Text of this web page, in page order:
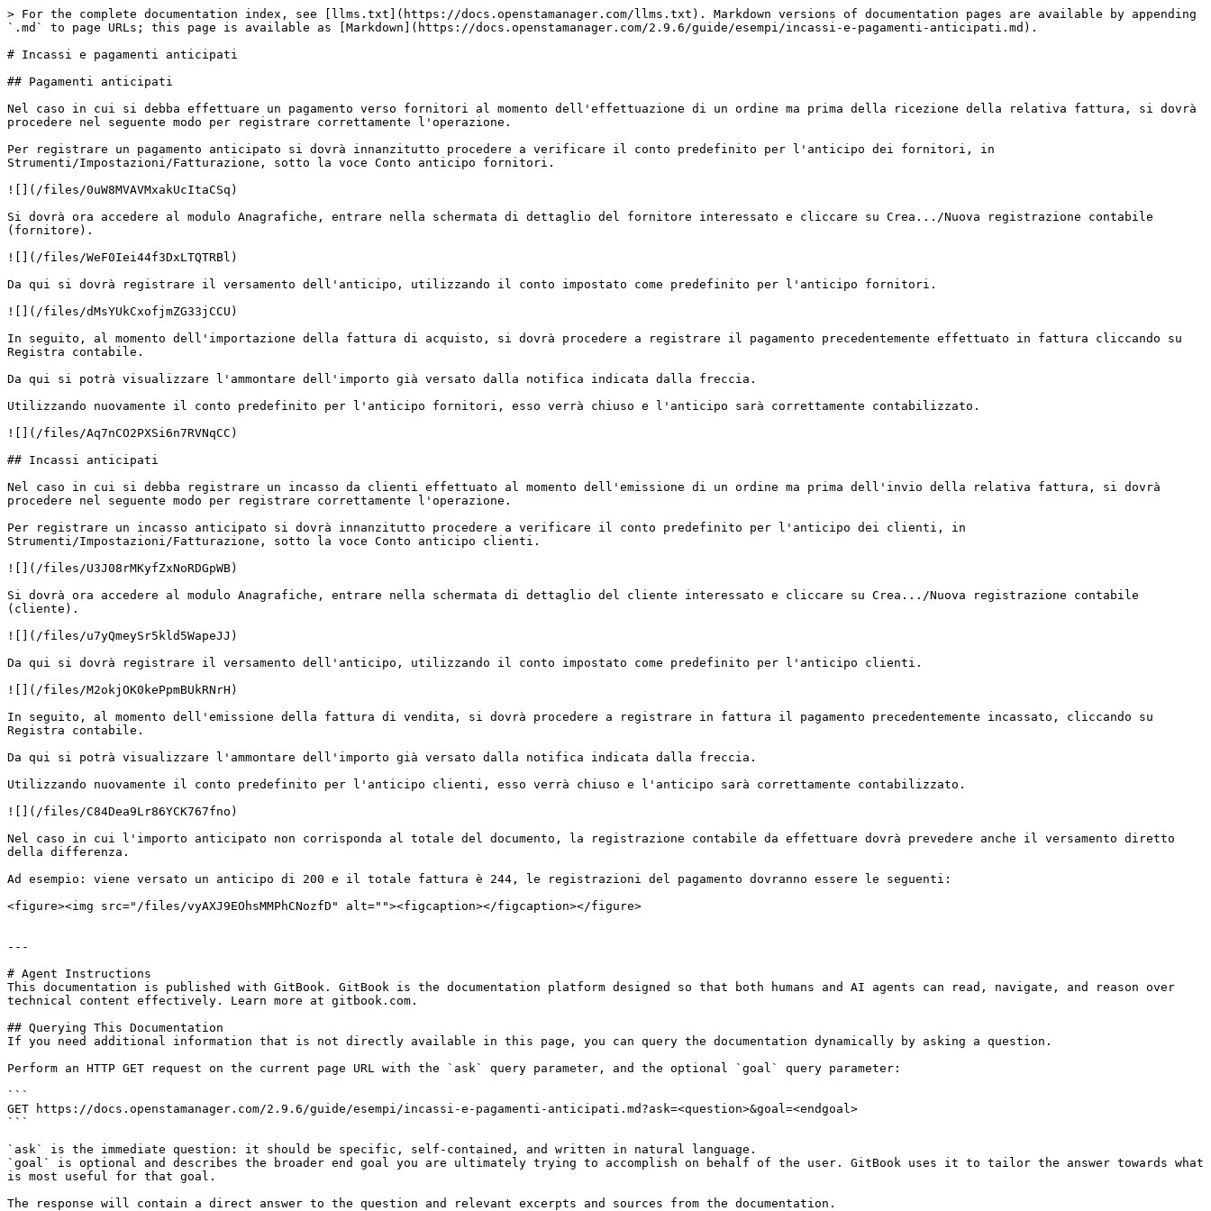
> For the complete documentation index, see [llms.txt](https://docs.openstamanager.com/llms.txt). Markdown versions of documentation pages are available by appending
`.md` to page URLs; this page is available as [Markdown](https://docs.openstamanager.com/2.9.6/guide/esempi/incassi-e-pagamenti-anticipati.md).
# Incassi e pagamenti anticipati
## Pagamenti anticipati
Nel caso in cui si debba effettuare un pagamento verso fornitori al momento dell'effettuazione di un ordine ma prima della ricezione della relativa fattura, si dovrà
procedere nel seguente modo per registrare correttamente l'operazione.
Per registrare un pagamento anticipato si dovrà innanzitutto procedere a verificare il conto predefinito per l'anticipo dei fornitori, in
Strumenti/Impostazioni/Fatturazione, sotto la voce Conto anticipo fornitori.
![](/files/0uW8MVAVMxakUcItaCSq)
Si dovrà ora accedere al modulo Anagrafiche, entrare nella schermata di dettaglio del fornitore interessato e cliccare su Crea.../Nuova registrazione contabile
(fornitore).
![](/files/WeF0Iei44f3DxLTQTRBl)
Da qui si dovrà registrare il versamento dell'anticipo, utilizzando il conto impostato come predefinito per l'anticipo fornitori.
![](/files/dMsYUkCxofjmZG33jCCU)
In seguito, al momento dell'importazione della fattura di acquisto, si dovrà procedere a registrare il pagamento precedentemente effettuato in fattura cliccando su
Registra contabile.
Da qui si potrà visualizzare l'ammontare dell'importo già versato dalla notifica indicata dalla freccia.
Utilizzando nuovamente il conto predefinito per l'anticipo fornitori, esso verrà chiuso e l'anticipo sarà correttamente contabilizzato.
![](/files/Aq7nCO2PXSi6n7RVNqCC)
## Incassi anticipati
Nel caso in cui si debba registrare un incasso da clienti effettuato al momento dell'emissione di un ordine ma prima dell'invio della relativa fattura, si dovrà
procedere nel seguente modo per registrare correttamente l'operazione.
Per registrare un incasso anticipato si dovrà innanzitutto procedere a verificare il conto predefinito per l'anticipo dei clienti, in
Strumenti/Impostazioni/Fatturazione, sotto la voce Conto anticipo clienti.
![](/files/U3J08rMKyfZxNoRDGpWB)
Si dovrà ora accedere al modulo Anagrafiche, entrare nella schermata di dettaglio del cliente interessato e cliccare su Crea.../Nuova registrazione contabile
(cliente).
![](/files/u7yQmeySr5kld5WapeJJ)
Da qui si dovrà registrare il versamento dell'anticipo, utilizzando il conto impostato come predefinito per l'anticipo clienti.
![](/files/M2okjOK0kePpmBUkRNrH)
In seguito, al momento dell'emissione della fattura di vendita, si dovrà procedere a registrare in fattura il pagamento precedentemente incassato, cliccando su
Registra contabile.
Da qui si potrà visualizzare l'ammontare dell'importo già versato dalla notifica indicata dalla freccia.
Utilizzando nuovamente il conto predefinito per l'anticipo clienti, esso verrà chiuso e l'anticipo sarà correttamente contabilizzato.
![](/files/C84Dea9Lr86YCK767fno)
Nel caso in cui l'importo anticipato non corrisponda al totale del documento, la registrazione contabile da effettuare dovrà prevedere anche il versamento diretto
della differenza.
Ad esempio: viene versato un anticipo di 200 e il totale fattura è 244, le registrazioni del pagamento dovranno essere le seguenti:
<figure><img src="/files/vyAXJ9EOhsMMPhCNozfD" alt=""><figcaption></figcaption></figure>
---
# Agent Instructions
This documentation is published with GitBook. GitBook is the documentation platform designed so that both humans and AI agents can read, navigate, and reason over
technical content effectively. Learn more at gitbook.com.
## Querying This Documentation
If you need additional information that is not directly available in this page, you can query the documentation dynamically by asking a question.
Perform an HTTP GET request on the current page URL with the `ask` query parameter, and the optional `goal` query parameter:
```
GET https://docs.openstamanager.com/2.9.6/guide/esempi/incassi-e-pagamenti-anticipati.md?ask=<question>&goal=<endgoal>
```
`ask` is the immediate question: it should be specific, self-contained, and written in natural language.
`goal` is optional and describes the broader end goal you are ultimately trying to accomplish on behalf of the user. GitBook uses it to tailor the answer towards what
is most useful for that goal.
The response will contain a direct answer to the question and relevant excerpts and sources from the documentation.